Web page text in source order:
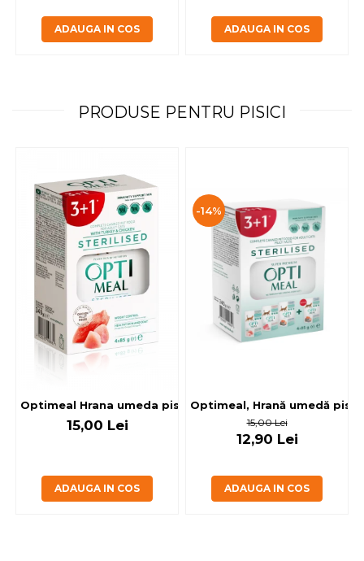
ADAUGA IN COS ADAUGA IN COS
PRODUSE PENTRU PISICI
Optimeal Hrana umeda pisici
15,00 Lei
ADAUGA IN COS
-14%
Optimeal, Hrană umedă
15,00 Lei
12,90 Lei
ADAUGA IN COS